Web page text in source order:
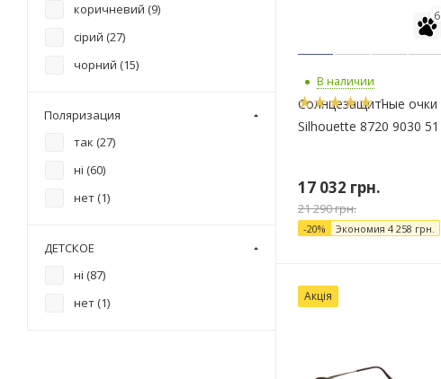
6
В наличии
1
Солнцезащитные очки
Silhouette 8720 9030 51
17 032 грн.
21 290грн.
-20% Экономия 4 258 грн.
Акція
коричневий (9)
сірий (27)
чорний (15)
Поляризация
так (27)
ні (60)
нет (1)
ДЕТСКОЕ
ні (87)
нет (1)